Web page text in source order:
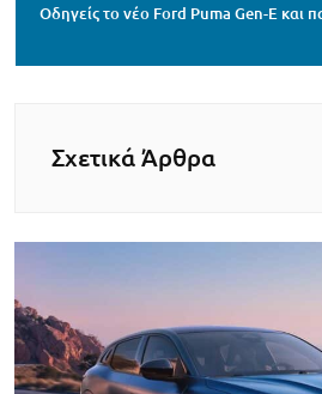
Οδηγείς το νέο Ford Puma Gen-E και
Σχετικά Άρθρα